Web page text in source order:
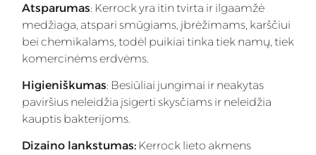
Atsparumas: Kerrock yra itin tvirta ir ilgaamžė
medžiaga, atspari smūgiams, įbrėžimams, karščiui
bei chemikalams, todėl puikiai tinka tiek namų, tiek
komercinėms erdvėms.
Higieniškumas: Besiūliai jungimai ir neakytas
paviršius neleidžia įsigerti skysčiams ir neleidžia
kauptis bakterijoms.
Dizaino lankstumas: Kerrock lieto akmens